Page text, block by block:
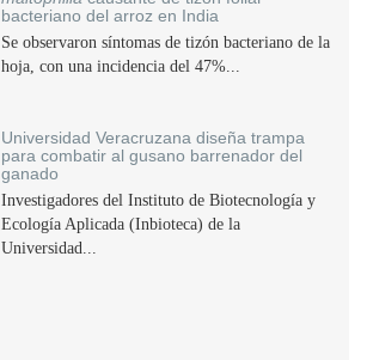
bacteriano del arroz en India
Se observaron síntomas de tizón bacteriano de la
hoja, con una incidencia del 47%...
Universidad Veracruzana diseña trampa
para combatir al gusano barrenador del
ganado
Investigadores del Instituto de Biotecnología y
Ecología Aplicada (Inbioteca) de la
Universidad...